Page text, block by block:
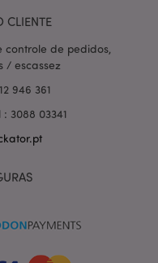
CLIENTE
controle de pedidos,
/ escassez
946 361
3088 03341
Adobe Inc.